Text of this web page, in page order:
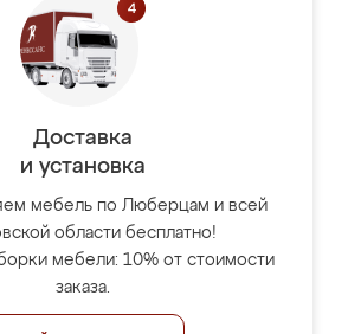
Доставка
и установка
мебель по Люберцам и всей
области бесплатно!
мебели: 10% от стоимости
заказа.